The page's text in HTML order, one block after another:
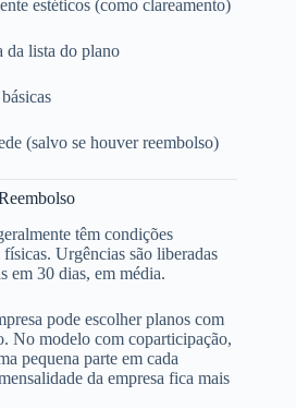
estéticos (como clareamento)
da lista do plano
(salvo se houver reembolso)
têm condições
físicas. Urgências são liberadas
em 30 dias, em média.
pode escolher planos com
No modelo com coparticipação,
pequena parte em cada
da empresa fica mais